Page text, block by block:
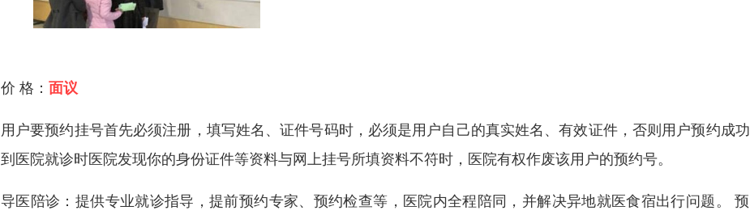
价 格： 面议
用户要预约挂号首先必须注册，填写姓名、证件号码时，必须是用户自己的真实姓名、有效证件，否则用户预约成
到医院就诊时医院发现你的身份证件等资料与网上挂号所填资料不符时，医院有权作废该用户的预约号。
导医陪诊：提供专业就诊指导，提前预约专家、预约检查等，医院内全程陪同，并解决异地就医食宿出行问题。